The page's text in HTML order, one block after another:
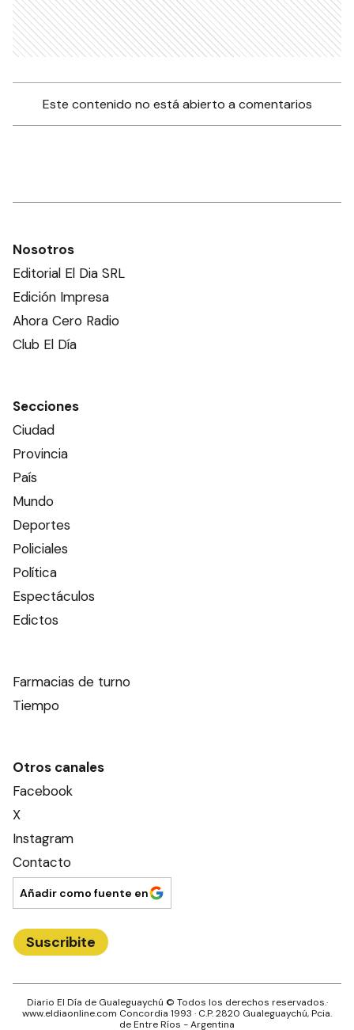
Este contenido no está abierto a comentarios
Nosotros
Editorial El Dia SRL
Edición Impresa
Ahora Cero Radio
Club El Día
Secciones
Ciudad
Provincia
País
Mundo
Deportes
Policiales
Política
Espectáculos
Edictos
Farmacias de turno
Tiempo
Otros canales
Facebook
X
Instagram
Contacto
Añadir como fuente en
Suscribite
Diario El Día de Gualeguaychú © Todos los derechos reservados.·
www.eldiaonline.com Concordia 1993 · C.P.2820 Gualeguaychú, Pcia.
deEntre Ríos - Argentina